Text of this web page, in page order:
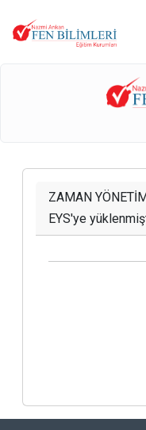
ZAMAN
EYS'ye